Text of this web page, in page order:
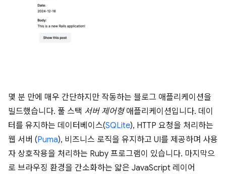
몇 분 만에 매우 간단하지만 작동하는 블로그 애플리케이션을
빌드했습니다. 풀 스택 서버 제어형애플리케이션입니다. 데이
터를 유지하는 데이터베이스(SQLite), HTTP 요청을 처리하는
웹 서버 (Puma), 비즈니스 로직을 유지하고 UI를 제공하며 사용
자 상호작용을 처리하는 Ruby 프로그램이 있습니다. 마지막으
로 브라우징 환경을 간소화하는 얇은 JavaScript 레이어